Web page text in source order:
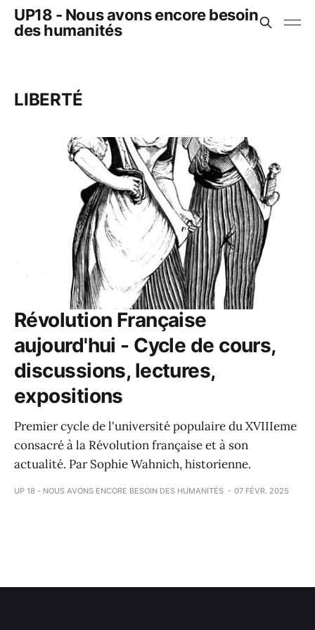
UP18 - Nous avons encore besoin
des humanités
LIBERTÉ
Révolution Française
aujourd'hui - Cycle de cours,
discussions, lectures,
expositions
Premier cycle de l'université populaire du XVIIIeme
consacré à la Révolution française et à son
actualité. Par Sophie Wahnich, historienne.
UP 18 - NOUS AVONS ENCORE BESOIN DES HUMANITÉS 07 FÉVR. 2025